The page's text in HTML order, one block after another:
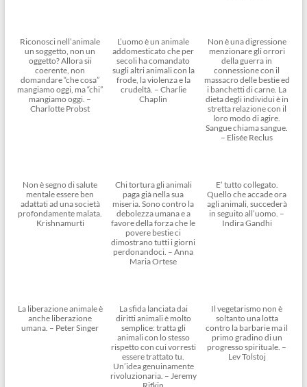
Riconosci nell’animale
un soggetto, non un
oggetto? Allora sii
coerente, non
domandare “che cosa”
mangiamo oggi, ma “chi”
mangiamo oggi. –
Charlotte Probst
L’uomo è un animale
addomesticato che per
secoli ha comandato
sugli altri animali con la
frode, la violenza e la
crudeltà. – Charlie
Chaplin
Non è una digressione
menzionare gli orrori
della guerra in
connessione con il
massacro delle bestie ed
i banchetti di carne. La
dieta degli individui è in
stretta relazione con il
loro modo di agire.
Sangue chiama sangue.
– Elisée Reclus
Non è segno di salute
mentale essere ben
adattati ad una società
profondamente malata.
Krishnamurti
Chi tortura gli animali
paga già nella sua
miseria. Sono contro la
debolezza umana e a
favore della forza che le
povere bestie ci
dimostrano tutti i giorni
perdonandoci. – Anna
Maria Ortese
E’ tutto collegato.
Quello che accade ora
agli animali, succederà
in seguito all’uomo. –
Indira Gandhi
La liberazione animale è
anche liberazione
umana. – Peter Singer
La sfida lanciata dai
diritti animali è molto
semplice: tratta gli
animali con lo stesso
rispetto con cui vorresti
essere trattato tu.
Un’idea genuinamente
rivoluzionaria. – Jeremy
Il vegetarismo non è
soltanto una lotta
contro la barbarie ma il
primo gradino di un
progresso spirituale. –
Lev Tolstoj